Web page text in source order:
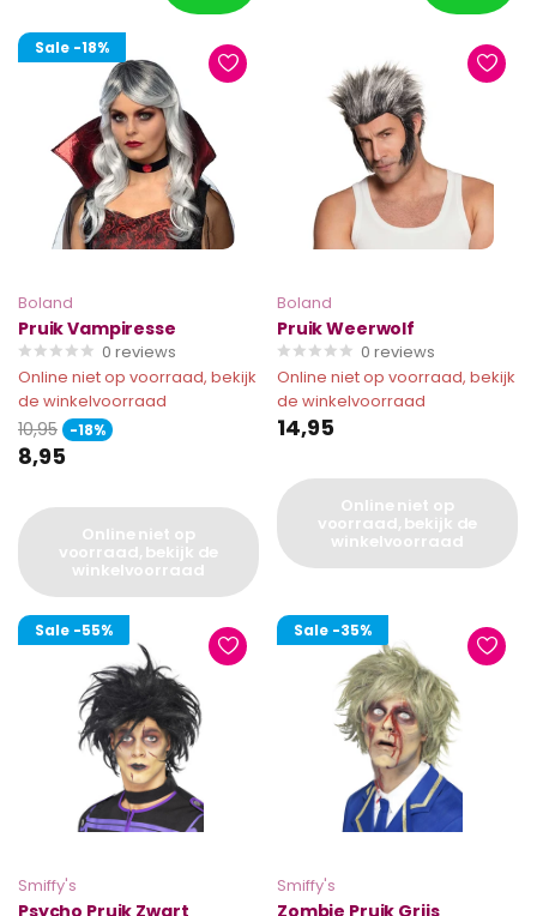
Sale -18%
Boland
Pruik Vampiresse
0 reviews
Online niet op voorraad, bekijk
de winkelvoorraad
10,95 -18%
8,95
Online niet op
voorraad, bekijk de
winkelvoorraad
Boland
Pruik Weerwolf
0 reviews
Online niet op voorraad, bekijk
de winkelvoorraad
14,95
Online niet op
voorraad, bekijk de
winkelvoorraad
Sale -55%
Smiffy's
Psycho Pruik Zwart
Sale -35%
Smiffy's
Zombie Pruik Grijs